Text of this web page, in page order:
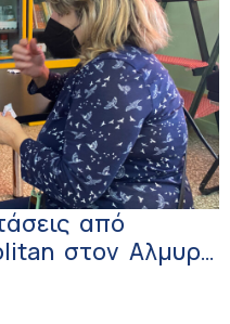
από
στον Αλμυρό